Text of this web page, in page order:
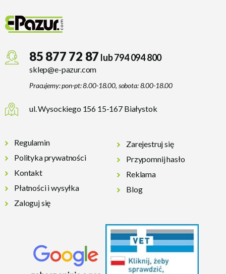
85 877 72 87 lub 794 094 800
sklep@e-pazur.com
Pracujemy: pon-pt: 8.00-18.00, sobota: 8.00-18.00
ul. Wysockiego 156 15-167 Białystok
Regulamin
Polityka prywatności
Kontakt
Płatności i wysyłka
Zaloguj się
Zarejestruj się
Przypomnij hasło
Reklama
Blog